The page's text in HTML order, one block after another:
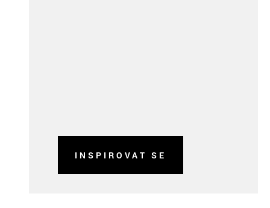
INSPIROVAT SE